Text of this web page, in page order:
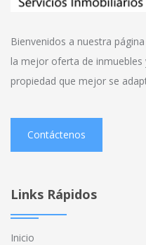
Bienvenidos a nuestra
la mejor oferta de
propiedad que mejor se
Contáctenos
Links Rápidos
Inicio